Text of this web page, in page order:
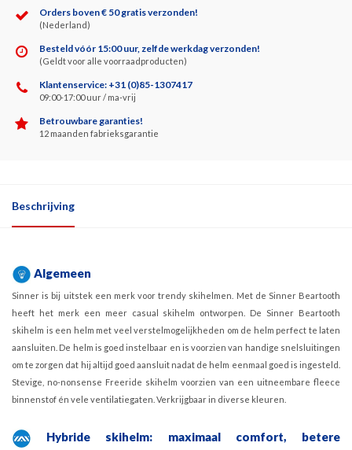
Orders boven € 50 gratis verzonden!
(Nederland)
Besteld vóór 15:00 uur, zelfde werkdag verzonden!
(Geldt voor alle voorraadproducten)
Klantenservice: +31 (0)85-1307417
09:00-17:00 uur / ma-vrij
Betrouwbare garanties!
12 maanden fabrieksgarantie
Beschrijving
Algemeen
Sinner is bij uitstek een merk voor trendy skihelmen. Met de Sinner Beartooth
heeft het merk een meer casual skihelm ontworpen. De Sinner Beartooth
skihelm is een helm met veel verstelmogelijkheden om de helm perfect te laten
aansluiten. De helm is goed instelbaar en is voorzien van handige snelsluitingen
om te zorgen dat hij altijd goed aansluit nadat de helm eenmaal goed is ingesteld.
Stevige, no-nonsense Freeride skihelm voorzien van een uitneembare fleece
binnenstof én vele ventilatiegaten. Verkrijgbaar in diverse kleuren.
Hybride skihelm: maximaal comfort, betere